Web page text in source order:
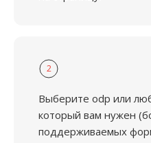
2
Выберите odp или
который вам нужен
поддерживаемых